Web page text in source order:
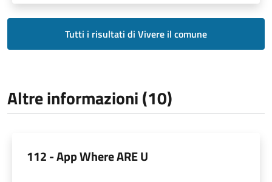
Tutti i risultati di Vivere il comune
Altre informazioni (10)
112 - App Where ARE U